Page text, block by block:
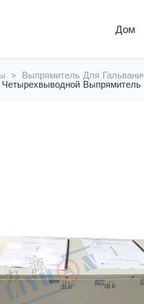
Дом
> Выпрямитель Для